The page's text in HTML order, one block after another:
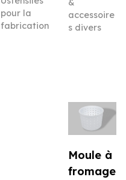
pour la
fabrication
&
accessoire
s divers
Moule à
fromage